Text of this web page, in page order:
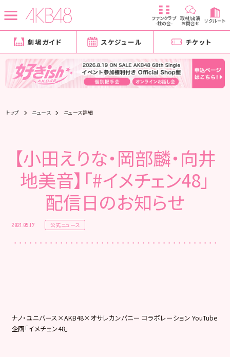
ファンクラブ
-柱の会-
取材/出演
お問合せ リクルート
劇場ガイド スケジュール チケット
トップ ニュース ニュース詳細
【小田えりな・岡部麟・向井
地美音】「#イメチェン48」
配信日のお知らせ
2021.05.17 公式ニュース
ナノ・ユニバース×AKB48×オサレカンパニー コラボレーション YouTube
企画「イメチェン48」